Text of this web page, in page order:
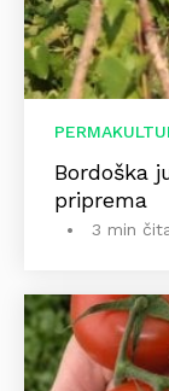
Bordoška
priprema
3 min